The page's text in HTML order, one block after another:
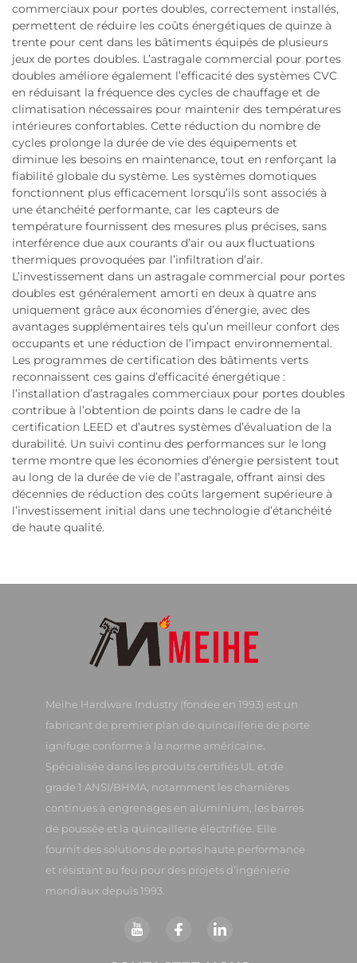
commerciaux pour portes doubles, correctement installés,
permettent de réduire les coûts énergétiques de quinze à
trente pour cent dans les bâtiments équipés de plusieurs
jeux de portes doubles. L’astragale commercial pour portes
doubles améliore également l’efficacité des systèmes CVC
en réduisant la fréquence des cycles de chauffage et de
climatisation nécessaires pour maintenir des températures
intérieures confortables. Cette réduction du nombre de
cycles prolonge la durée de vie des équipements et
diminue les besoins en maintenance, tout en renforçant la
fiabilité globale du système. Les systèmes domotiques
fonctionnent plus efficacement lorsqu’ils sont associés à
une étanchéité performante, car les capteurs de
température fournissent des mesures plus précises, sans
interférence due aux courants d’air ou aux fluctuations
thermiques provoquées par l’infiltration d’air.
L’investissement dans un astragale commercial pour portes
doubles est généralement amorti en deux à quatre ans
uniquement grâce aux économies d’énergie, avec des
avantages supplémentaires tels qu’un meilleur confort des
occupants et une réduction de l’impact environnemental.
Les programmes de certification des bâtiments verts
reconnaissent ces gains d’efficacité énergétique :
l’installation d’astragales commerciaux pour portes doubles
contribue à l’obtention de points dans le cadre de la
certification LEED et d’autres systèmes d’évaluation de la
durabilité. Un suivi continu des performances sur le long
terme montre que les économies d’énergie persistent tout
au long de la durée de vie de l’astragale, offrant ainsi des
décennies de réduction des coûts largement supérieure à
l’investissement initial dans une technologie d’étanchéité
de haute qualité.
Meihe Hardware Industry (fondée en 1993) est un
fabricant de premier plan de quincaillerie de porte
ignifuge conforme à la norme américaine.
Spécialisée dans les produits certifiés UL et de
grade 1 ANSI/BHMA, notamment les charnières
continues à engrenages en aluminium, les barres
de poussée et la quincaillerie électrifiée. Elle
fournit des solutions de portes haute performance
et résistant au feu pour des projets d’ingénierie
mondiaux depuis 1993.